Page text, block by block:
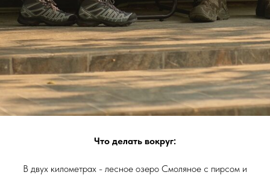
Что делать вокруг:
В двух километрах - лесное озеро Смоляное с пирсом и